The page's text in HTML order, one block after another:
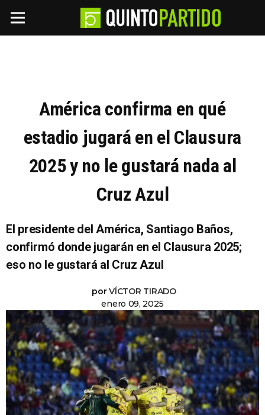
América confirma en qué
estadio jugará en el Clausura
2025 y no le gustará nada al
Cruz Azul
El presidente del América, Santiago Baños,
confirmó donde jugarán en el Clausura 2025;
eso no le gustará al Cruz Azul
porVÍCTOR TIRADO
enero 09, 2025